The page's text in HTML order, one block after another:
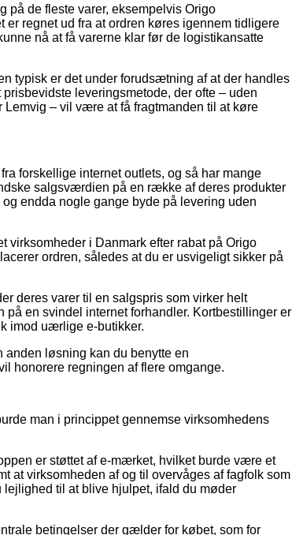
på de fleste varer, eksempelvis Origo
er regnet ud fra at ordren køres igennem tidligere
nå at få varerne klar før de logistikansatte
typisk er det under forudsætning af at der handles
leveringsmetode, der ofte – uden
– vil være at få fragtmanden til at køre
forskellige internet outlets, og så har mange
salgsværdien på en række af deres produkter
endda nogle gange byde på levering uden
virksomheder i Danmark efter rabat på Origo
ordren, således at du er usvigeligt sikker på
deres varer til en salgspris som virker helt
en svindel internet forhandler. Kortbestillinger er
imod uærlige e-butikker.
løsning kan du benytte en
honorere regningen af flere omgange.
man i princippet gennemse virksomhedens
er støttet af e-mærket, hvilket burde være et
at virksomheden af og til overvåges af fagfolk som
til at blive hjulpet, ifald du møder
betingelser der gælder for købet, som for